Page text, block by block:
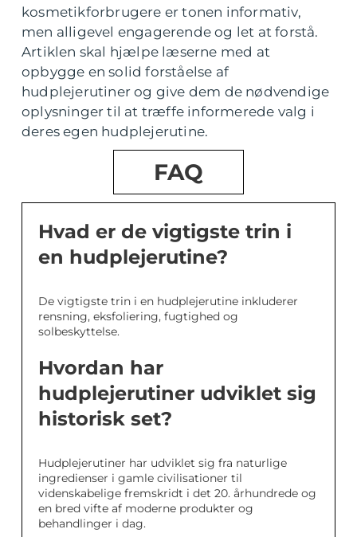
kosmetikforbrugere er tonen informativ,
men alligevel engagerende og let at forstå.
Artiklen skal hjælpe læserne med at
opbygge en solid forståelse af
hudplejerutiner og give dem de nødvendige
oplysninger til at træffe informerede valg i
deres egen hudplejerutine.
FAQ
Hvad er de vigtigste trin i
en hudplejerutine?
De vigtigste trin i en hudplejerutine inkluderer
rensning, eksfoliering, fugtighed og
solbeskyttelse.
Hvordan har
hudplejerutiner udviklet sig
historisk set?
Hudplejerutiner har udviklet sig fra naturlige
ingredienser i gamle civilisationer til
videnskabelige fremskridt i det 20. århundrede og
en bred vifte af moderne produkter og
behandlinger i dag.